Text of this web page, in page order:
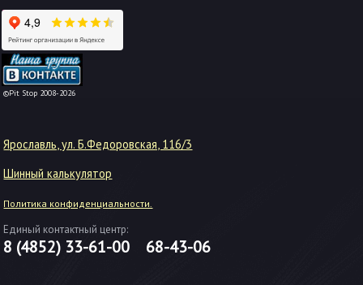
©Pit Stop 2008-2026
-->
Ярославль, ул. Б.Федоровская, 116/3
Шинный калькулятор
Политика конфиденциальности.
Единый контактный центр:
8 (4852) 33-61-00 68-43-06